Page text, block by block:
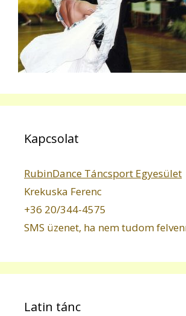
Kapcsolat
RubinDance Táncsport Egyesület
Krekuska Ferenc
+36 20/344-4575
SMS üzenet, ha nem tudom
Latin tánc